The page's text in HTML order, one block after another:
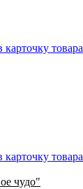
товара
товара
чудо"